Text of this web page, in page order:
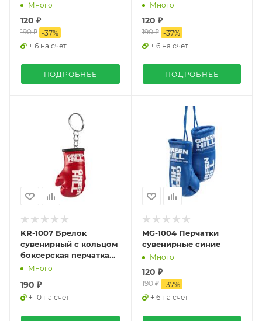
Много
120 ₽
190 ₽ -37%
+ 6 на счет
ПОДРОБНЕЕ
Много
120 ₽
190 ₽ -37%
+ 6 на счет
ПОДРОБНЕЕ
KR-1007 Брелок
сувенирный с кольцом
боксерская перчатка
красная
Много
190 ₽
+ 10 на счет
MG-1004 Перчатки
сувенирные синие
Много
120 ₽
190 ₽ -37%
+ 6 на счет